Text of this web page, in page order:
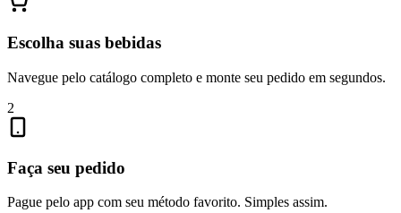
Escolha suas bebidas
Navegue pelo catálogo completo e monte seu pedido em segundos.
2
Faça seu pedido
Pague pelo app com seu método favorito. Simples assim.